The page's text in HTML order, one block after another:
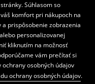
Súhlasom so
komfort pri nákupoch na
prispôsobenie zobrazenia
personalizovanej
kliknutím na možnosť
vám prečítať si
ochrany osobných údajov
ochrany osobných údajov.